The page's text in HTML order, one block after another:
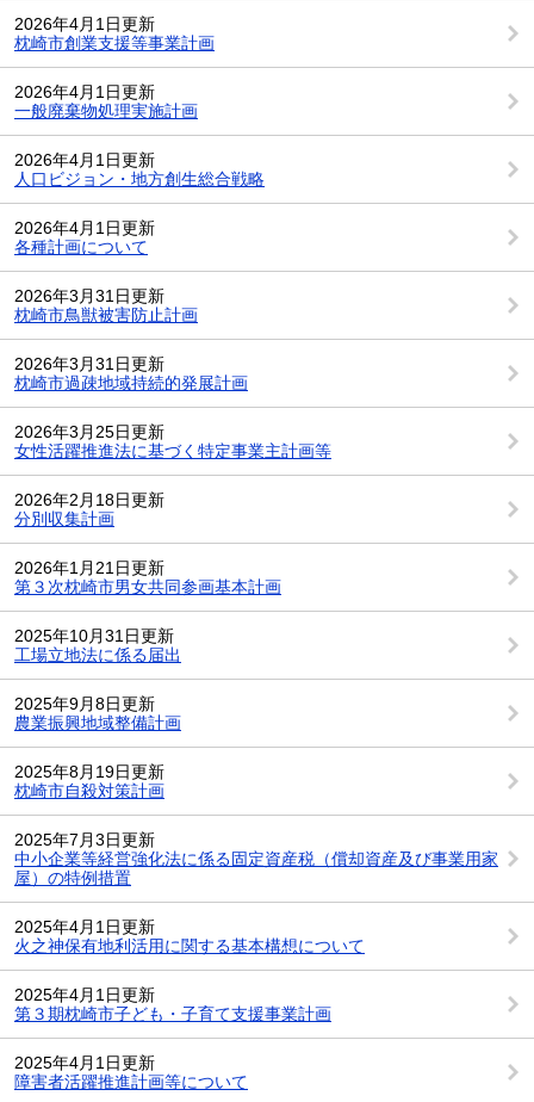
2026年4月1日更新
枕崎市創業支援等事業計画
2026年4月1日更新
一般廃棄物処理実施計画
2026年4月1日更新
人口ビジョン・地方創生総合戦略
2026年4月1日更新
各種計画について
2026年3月31日更新
枕崎市鳥獣被害防止計画
2026年3月31日更新
枕崎市過疎地域持続的発展計画
2026年3月25日更新
女性活躍推進法に基づく特定事業主計画等
2026年2月18日更新
分別収集計画
2026年1月21日更新
第３次枕崎市男女共同参画基本計画
2025年10月31日更新
工場立地法に係る届出
2025年9月8日更新
農業振興地域整備計画
2025年8月19日更新
枕崎市自殺対策計画
2025年7月3日更新
中小企業等経営強化法に係る固定資産税（償却資産及び事業用家
屋）の特例措置
2025年4月1日更新
火之神保有地利活用に関する基本構想について
2025年4月1日更新
第３期枕崎市子ども・子育て支援事業計画
2025年4月1日更新
障害者活躍推進計画等について